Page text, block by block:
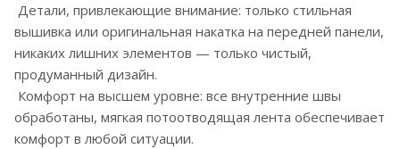
Детали, привлекающие внимание: только стильная
вышивка или оригинальная накатка на передней панели,
никаких лишних элементов — только чистый,
продуманный дизайн.
Комфорт на высшем уровне: все внутренние швы
обработаны, мягкая потоотводящая лента обеспечивает
комфорт в любой ситуации.